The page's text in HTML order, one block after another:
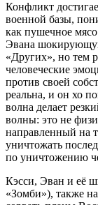
Конфликт
военной базы,
как пушечное
Эвана
«Других», но тем
человеческие
против своей
реальна, и он хо
волна делает
волны: это не
направленный на
уничтожать
по уничтожению
Кэсси, Эван и её
«Зомби»), также